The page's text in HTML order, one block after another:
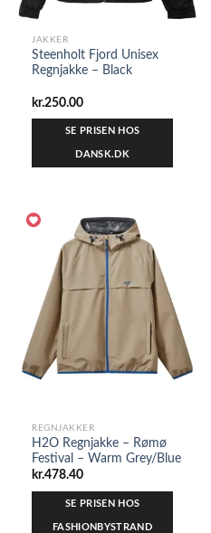
JAKKER
Steenholt Fjord Unisex
Regnjakke – Black
kr.250.00
SE PRISEN HOS
DANSK.DK
REGNJAKKER
H2O Regnjakke – Rømø
Festival – Warm Grey/Blue
kr.478.40
SE PRISEN HOS
FASHIONBYSTRAND